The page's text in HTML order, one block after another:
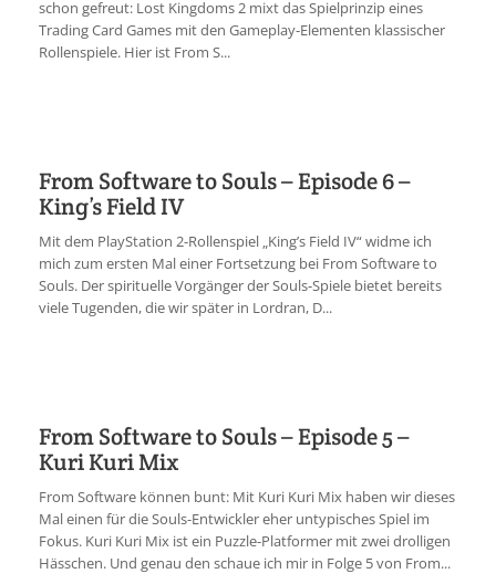
schon gefreut: Lost Kingdoms 2 mixt das Spielprinzip eines
Trading Card Games mit den Gameplay-Elementen klassischer
Rollenspiele. Hier ist From S...
From Software to Souls – Episode 6 –
King’s Field IV
Mit dem PlayStation 2-Rollenspiel „King’s Field IV“ widme ich
mich zum ersten Mal einer Fortsetzung bei From Software to
Souls. Der spirituelle Vorgänger der Souls-Spiele bietet bereits
viele Tugenden, die wir später in Lordran, D...
From Software to Souls – Episode 5 –
Kuri Kuri Mix
From Software können bunt: Mit Kuri Kuri Mix haben wir dieses
Mal einen für die Souls-Entwickler eher untypisches Spiel im
Fokus. Kuri Kuri Mix ist ein Puzzle-Platformer mit zwei drolligen
Hässchen. Und genau den schaue ich mir in Folge 5 von From...